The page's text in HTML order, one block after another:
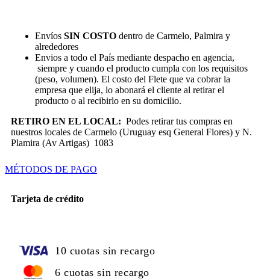
Envíos SIN COSTO dentro de Carmelo, Palmira y
alrededores
Envios a todo el País mediante despacho en agencia,
siempre y cuando el producto cumpla con los requisitos
(peso, volumen). El costo del Flete que va cobrar la
empresa que elija, lo abonará el cliente al retirar el
producto o al recibirlo en su domicilio.
RETIRO EN EL LOCAL: Podes retirar tus compras en
nuestros locales de Carmelo (Uruguay esq General Flores) y N.
Plamira (Av Artigas) 1083
MÉTODOS DE PAGO
Tarjeta de crédito
10 cuotas sin recargo
6 cuotas sin recargo